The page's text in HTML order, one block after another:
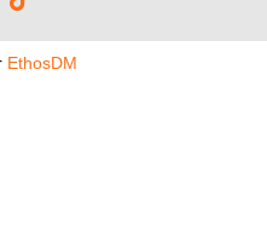
EthosDM